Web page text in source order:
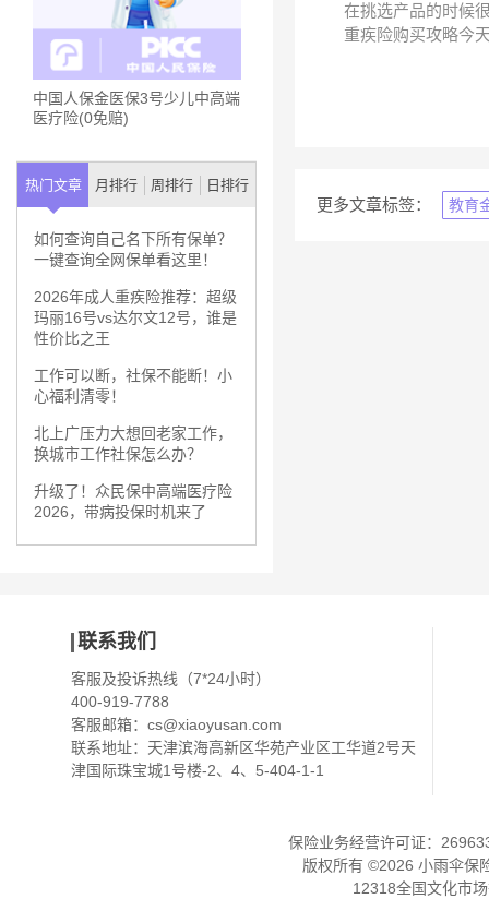
中国人保金医保3号少儿中高端
医疗险(0免赔)
热门文章 月排行 周排行 日排行
如何查询自己名下所有保单？
一键查询全网保单看这里！
2026年成人重疾险推荐：超级
玛丽16号vs达尔文12号，谁是
性价比之王
工作可以断，社保不能断！小
心福利清零！
北上广压力大想回老家工作，
换城市工作社保怎么办？
升级了！众民保中高端医疗险
2026，带病投保时机来了
在挑选产品的时候
重疾险购买攻略今
更多文章标签： 教育
联系我们
客服及投诉热线（7*24小时）
400-919-7788
客服邮箱： cs@xiaoyusan.com
联系地址：天津滨海高新区华苑产业区工华道2号天
津国际珠宝城1号楼-2、4、5-404-1-1
保险业务经营许可证：
版权所有 ©2026 小雨伞保
12318全国文化市